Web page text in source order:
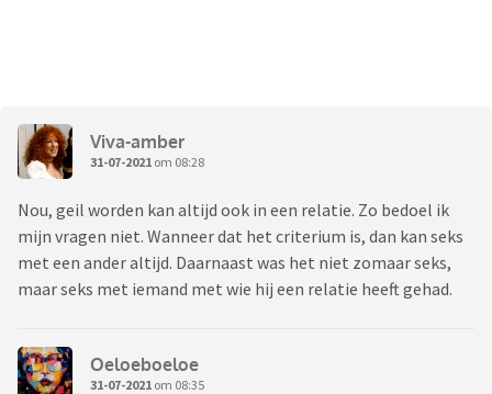
Viva-amber
31-07-2021 om 08:28
Nou, geil worden kan altijd ook in een relatie. Zo bedoel ik
mijn vragen niet. Wanneer dat het criterium is, dan kan seks
met een ander altijd. Daarnaast was het niet zomaar seks,
maar seks met iemand met wie hij een relatie heeft gehad.
Oeloeboeloe
31-07-2021 om 08:35